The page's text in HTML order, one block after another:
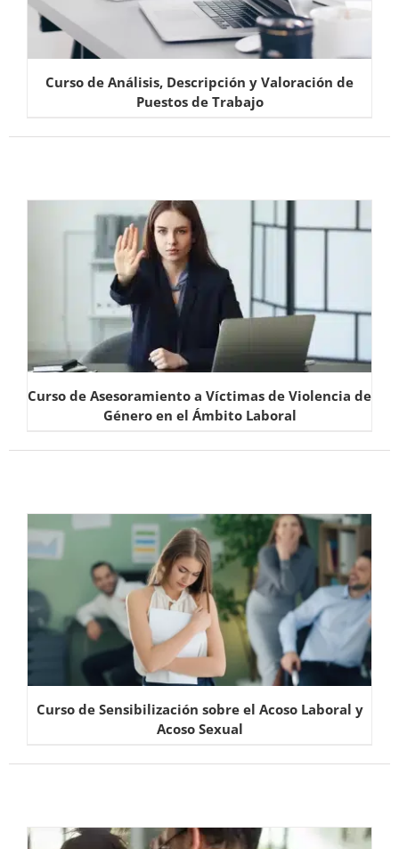
Curso de Análisis, Descripción y Valoración de
Puestos de Trabajo
Curso de Asesoramiento a Víctimas de Violencia de
Género en el Ámbito Laboral
Curso de Sensibilización sobre el Acoso Laboral y
Acoso Sexual